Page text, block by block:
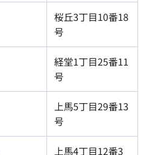
桜丘3丁目10番18
号
経堂1丁目25番11
号
上馬5丁目29番13
号
上馬4丁目12番3